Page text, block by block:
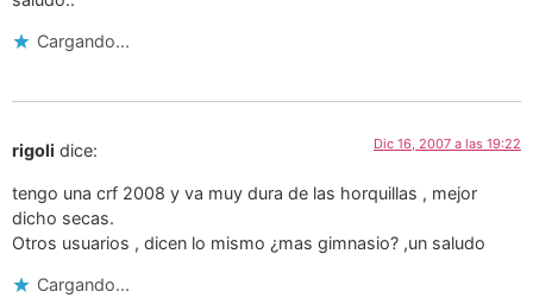
Cargando...
rigoli dice: Dic 16, 2007 a las 19:22
tengo una crf 2008 y va muy dura de las horquillas , mejor
dicho secas.
Otros usuarios , dicen lo mismo ¿mas gimnasio? ,un saludo
Cargando...